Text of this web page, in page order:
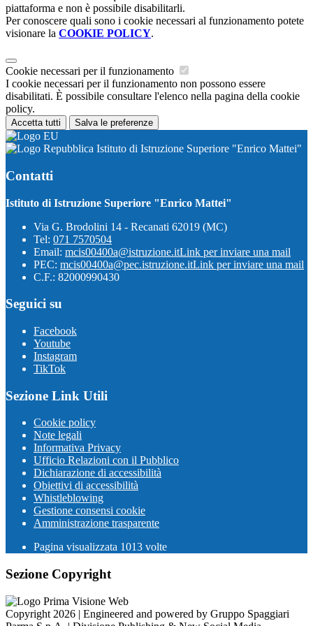
piattaforma e non è possibile disabilitarli.
Per conoscere quali sono i cookie necessari al funzionamento potete
visionare la COOKIE POLICY.
Cookie necessari per il funzionamento
I cookie necessari per il funzionamento non possono essere
disabilitati. È possibile consultare l'elenco nella pagina della cookie
policy.
Accetta tutti Salva le preferenze
Istituto di Istruzione Superiore "Enrico Mattei"
Contatti
Istituto di Istruzione Superiore "Enrico Mattei"
Via G. Brodolini 14 - Recanati 62019 (MC)
Tel: 071 7570504
Email: mcis00400a@istruzione.itLink per inviare una mail
PEC: mcis00400a@pec.istruzione.itLink per inviare una mail
C.F.: 82000990430
Seguici su
Facebook
Youtube
Instagram
TikTok
Sezione Link Utili
Cookie policy
Note legali
Informativa Privacy
Ufficio Relazioni con il Pubblico
Dichiarazione di accessibilità
Obiettivi di accessibilità
Whistleblowing
Gestione consensi cookie
Amministrazione trasparente
Pagina visualizzata 1013 volte
Sezione Copyright
Copyright 2026 | Engineered and powered by Gruppo Spaggiari